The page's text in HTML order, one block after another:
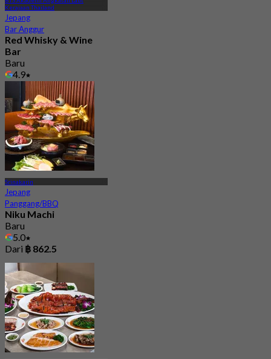
Kerajaan Thailand
Jepang
Bar Anggur
Red Whisky & Wine
Bar
Baru
4.9
฿ 620
Srinakarin
Jepang
Panggang/BBQ
Niku Machi
Baru
5.0
Dari ฿ 862.5